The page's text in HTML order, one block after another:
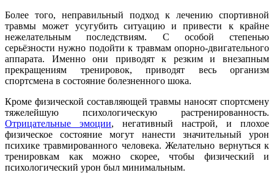
Более того, неправильный подход к лечению спортивной
травмы может усугубить ситуацию и привести к крайне
нежелательным последствиям. С особой степенью
серьёзности нужно подойти к травмам опорно-двигательного
аппарата. Именно они приводят к резким и внезапным
прекращениям тренировок, приводят весь организм
спортсмена в состояние болезненного шока.
Кроме физической составляющей травмы наносят спортсмену
тяжелейшую психологическую растренированность.
Отрицательные эмоции, негативный настрой, и плохое
физическое состояние могут нанести значительный урон
психике травмированного человека. Желательно вернуться к
тренировкам как можно скорее, чтобы физический и
психологический урон был минимальным.